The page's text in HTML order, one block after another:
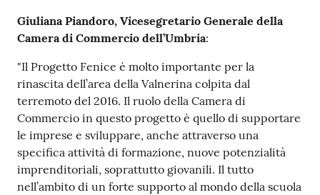
Giuliana Piandoro, Vicesegretario Generale della
Camera di Commercio dell’Umbria:
"Il Progetto Fenice è molto importante per la
rinascita dell’area della Valnerina colpita dal
terremoto del 2016. Il ruolo della Camera di
Commercio in questo progetto è quello di supportare
le imprese e sviluppare, anche attraverso una
specifica attività di formazione, nuove potenzialità
imprenditoriali, soprattutto giovanili. Il tutto
nell’ambito di un forte supporto al mondo della scuola